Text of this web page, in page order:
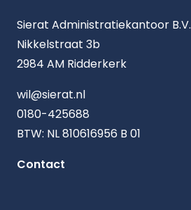
Sierat Administratiekantoor B.V.
Nikkelstraat 3b
2984 AM Ridderkerk
wil@sierat.nl
0180-425688
BTW: NL 810616956 B 01
Contact